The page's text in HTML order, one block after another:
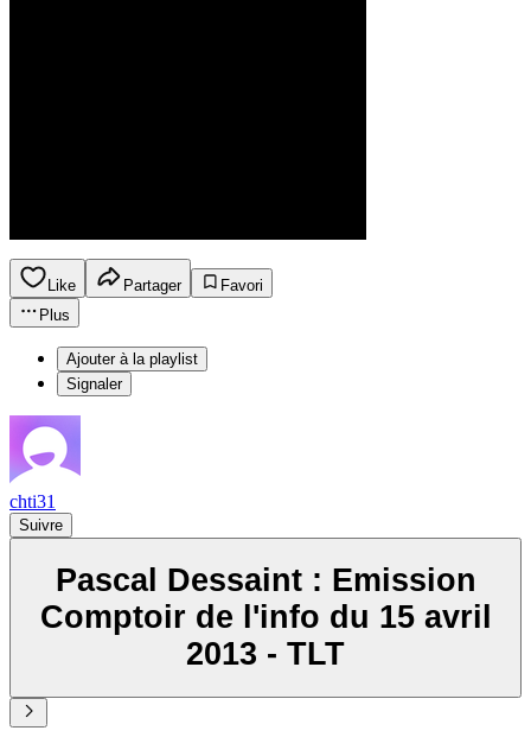
Like Partager
Favori
Plus
Ajouter à la playlist
Signaler
chti31
Suivre
Pascal Dessaint : Emission
Comptoir de l'info du 15 avril
2013 - TLT